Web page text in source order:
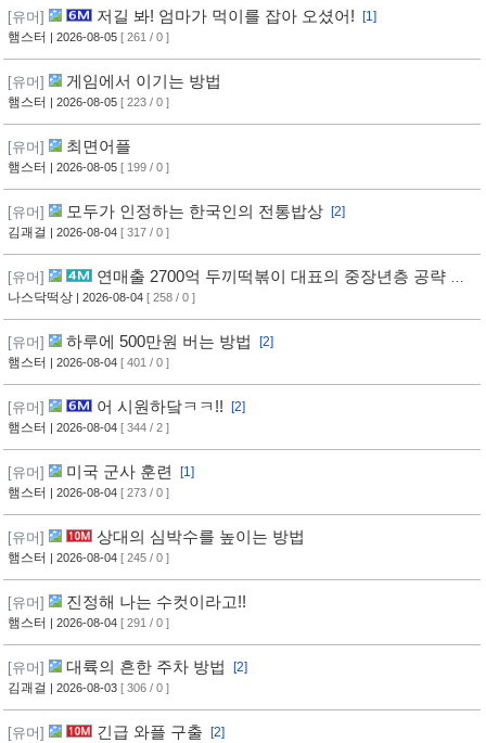
[유머] 저길 봐! 엄마가 먹이를 잡아 오셨어! [1]
햄스터 | 2026-08-05 [ 261 / 0 ]
[유머] 게임에서 이기는 방법
햄스터 | 2026-08-05 [ 223 / 0 ]
[유머] 최면어플
햄스터 | 2026-08-05 [ 199 / 0 ]
[유머] 모두가 인정하는 한국인의 전통밥상 [2]
김괘걸 | 2026-08-04 [ 317 / 0 ]
[유머]
연매출 2700억 두끼떡볶이 대표의 중장년층 공략 방
법
나스닥떡상 | 2026-08-04 [ 258 / 0 ]
[유머] 하루에 500만원 버는 방법
[2]
햄스터 | 2026-08-04 [ 401 / 0 ]
[유머] 어 시원하닼ㅋㅋ!! [2]
햄스터 | 2026-08-04 [ 344 / 2 ]
[유머] 미국 군사 훈련
[1]
햄스터 | 2026-08-04 [ 273 / 0 ]
[유머] 상대의 심박수를 높이는 방법
햄스터 | 2026-08-04 [ 245 / 0 ]
[유머] 진정해 나는 수컷이라고!!
햄스터 | 2026-08-04 [ 291 / 0 ]
[유머] 대륙의 흔한 주차 방법
[2]
김괘걸 | 2026-08-03 [ 306 / 0 ]
[유머] 긴급 와플 구출 [2]